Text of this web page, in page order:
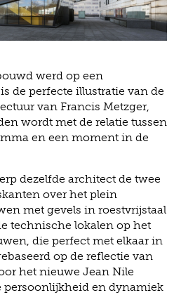
werd op een
de perfecte illustratie van de
van Francis Metzger,
wordt met de relatie tussen
en een moment in de
dezelfde architect de twee
over het plein
met gevels in roestvrijstaal
technische lokalen op het
die perfect met elkaar in
op de reflectie van
het nieuwe Jean Nile
en dynamiek